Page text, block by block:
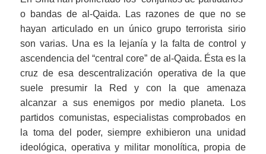
o bandas de al-Qaida. Las razones de que no se
hayan articulado en un único grupo terrorista sirio
son varias. Una es la lejanía y la falta de control y
ascendencia del “central core” de al-Qaida. Ésta es la
cruz de esa descentralización operativa de la que
suele presumir la Red y con la que amenaza
alcanzar a sus enemigos por medio planeta. Los
partidos comunistas, especialistas comprobados en
la toma del poder, siempre exhibieron una unidad
ideológica, operativa y militar monolítica, propia de